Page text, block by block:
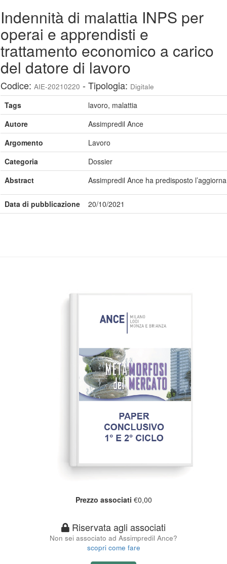
Indennità di malattia INPS per
operai e apprendisti e
trattamento economico a carico
del datore di lavoro
Codice: AIE-20210220 - Tipologia: Digitale
Tags
lavoro, malattia
Autore
Assimpredil Ance
Argomento
Lavoro
Categoria
Dossier
Abstract
Assimpredil Ance ha predisposto
Data di pubblicazione 20/10/2021
Prezzo associati €0,00
Riservata agli associati
Non sei associato ad Assimpredil Ance?
scopri come fare